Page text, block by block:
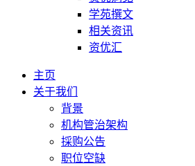
学苑撰文
相关资讯
资优汇
主页
关于我们
背景
机构管治架构
採购公告
职位空缺